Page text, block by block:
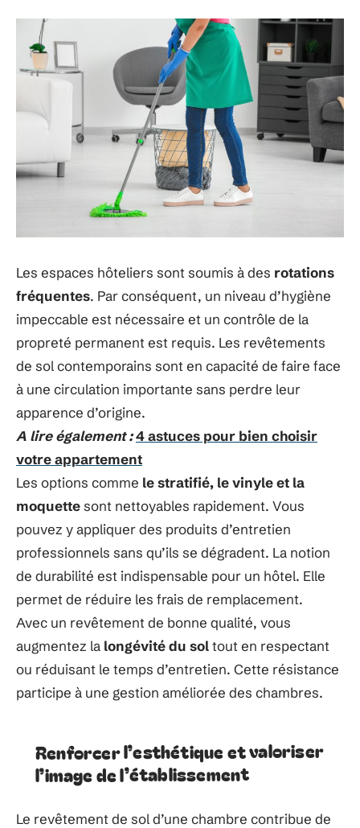
Les espaces hôteliers sont soumis à des rotations
fréquentes. Par conséquent, un niveau d’hygiène
impeccable est nécessaire et un contrôle de la
propreté permanent est requis.​​​​​​​ Les revêtements
de sol contemporains sont en capacité de faire face
à une circulation importante sans perdre leur
apparence d’origine.
A lire également :4 astuces pour bien choisir
votre appartement
​Les options comme le stratifié, le vinyle et la
moquettesont nettoyables rapidement. Vous
pouvez y appliquer des produits d’entretien
professionnels sans qu’ils se dégradent. La notion
de durabilité est indispensable pour un hôtel. Elle
permet de réduire les frais de remplacement.
Avec un revêtement de bonne qualité, vous
augmentez la longévité du soltout en respectant
ou réduisant le temps d’entretien. Cette résistance
participe à une gestion améliorée des chambres.
Renforcer l’esthétique et valoriser
l’image de l’établissement
Le revêtement de sol d’une chambre contribue de